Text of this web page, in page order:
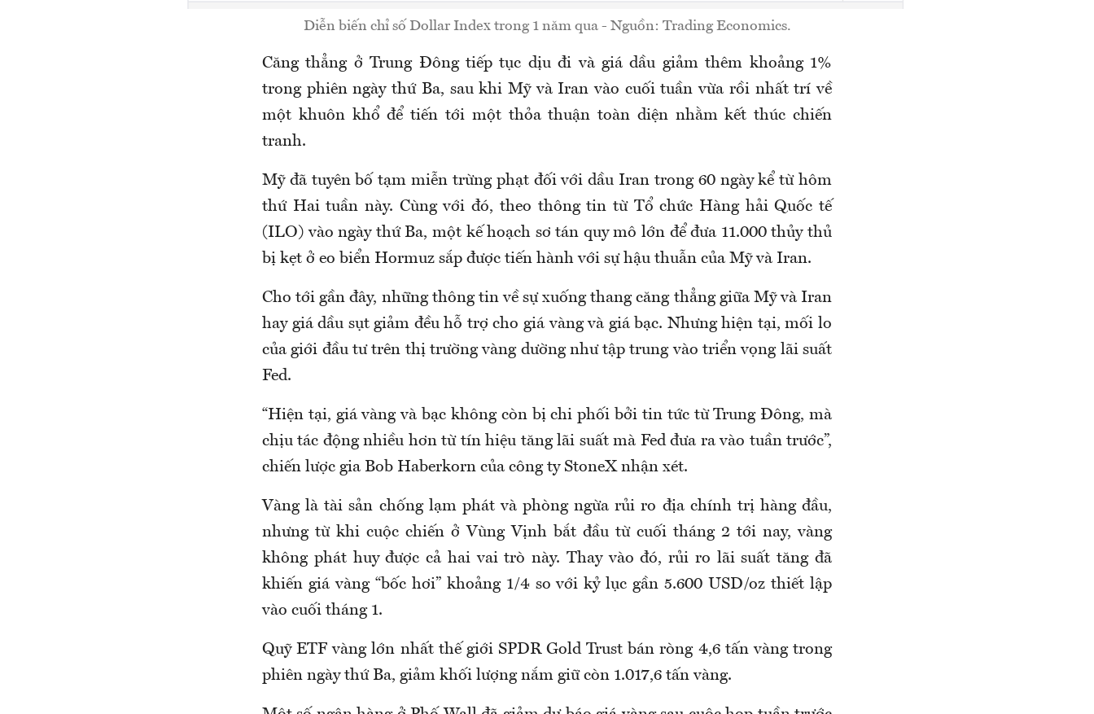
Diễn biến chỉ số Dollar Index trong 1 năm qua - Nguồn: Trading Economics.
Căng thẳng ở Trung Đông tiếp tục dịu đi và giá dầu giảm thêm khoảng 1%
trong phiên ngày thứ Ba, sau khi Mỹ và Iran vào cuối tuần vừa rồi nhất trí về
một khuôn khổ để tiến tới một thỏa thuận toàn diện nhằm kết thúc chiến
tranh.
Mỹ đã tuyên bố tạm miễn trừng phạt đối với dầu Iran trong 60 ngày kể từ hôm
thứ Hai tuần này. Cùng với đó, theo thông tin từ Tổ chức Hàng hải Quốc tế
(ILO) vào ngày thứ Ba, một kế hoạch sơ tán quy mô lớn để đưa 11.000 thủy thủ
bị kẹt ở eo biển Hormuz sắp được tiến hành với sự hậu thuẫn của Mỹ và Iran.
Cho tới gần đây, những thông tin về sự xuống thang căng thẳng giữa Mỹ và Iran
hay giá dầu sụt giảm đều hỗ trợ cho giá vàng và giá bạc. Nhưng hiện tại, mối lo
của giới đầu tư trên thị trường vàng dường như tập trung vào triển vọng lãi suất
Fed.
“Hiện tại, giá vàng và bạc không còn bị chi phối bởi tin tức từ Trung Đông, mà
chịu tác động nhiều hơn từ tín hiệu tăng lãi suất mà Fed đưa ra vào tuần trước”,
chiến lược gia Bob Haberkorn của công ty StoneX nhận xét.
Vàng là tài sản chống lạm phát và phòng ngừa rủi ro địa chính trị hàng đầu,
nhưng từ khi cuộc chiến ở Vùng Vịnh bắt đầu từ cuối tháng 2 tới nay, vàng
không phát huy được cả hai vai trò này. Thay vào đó, rủi ro lãi suất tăng đã
khiến giá vàng “bốc hơi” khoảng 1/4 so với kỷ lục gần 5.600 USD/oz thiết lập
vào cuối tháng 1.
Quỹ ETF vàng lớn nhất thế giới SPDR Gold Trust bán ròng 4,6 tấn vàng trong
phiên ngày thứ Ba, giảm khối lượng nắm giữ còn 1.017,6 tấn vàng.